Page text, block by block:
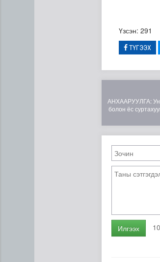
Үзсэн: 291
ТҮГЭЭХ
АНХААРУУЛГА:
болон ёс
Илгээх